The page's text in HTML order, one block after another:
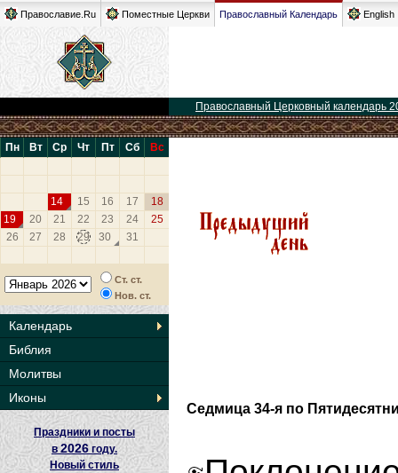
Православие.Ru Поместные Церкви Православный Календарь English
Православный Церковный календарь
Пн Вт Ср Чт Пт Сб Вс
14 15 16 17
18
19
20 21 22 23 24
25
26
27 28 29 30 31
Ст. ст.
Нов. ст.
Календарь
Библия
Молитвы
Иконы
Праздники и посты
в2026 году.
Новый стиль
Седмица 34-я по